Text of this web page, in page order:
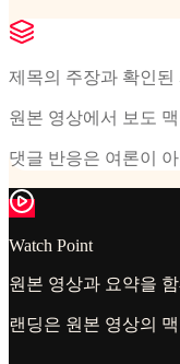
제목의 주장과 확인된
원본 영상에서 보도
댓글 반응은 여론이
Watch Point
원본 영상과 요약을
랜딩은 원본 영상의